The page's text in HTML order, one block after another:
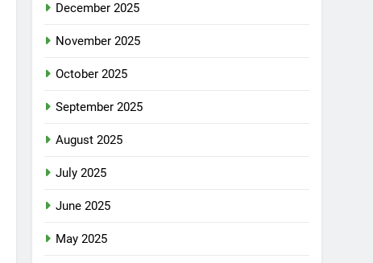
December 2025
November 2025
October 2025
September 2025
August 2025
July 2025
June 2025
May 2025